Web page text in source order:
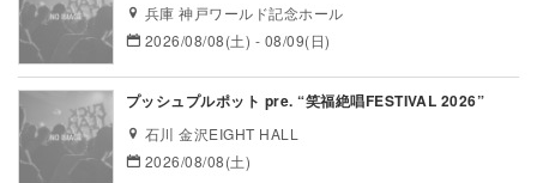
兵庫 神戸ワールド記念ホール
2026/08/08(土) - 08/09(日)
プッシュプルポット pre. “笑福絶唱FESTIVAL 2026”
石川 金沢EIGHT HALL
2026/08/08(土)